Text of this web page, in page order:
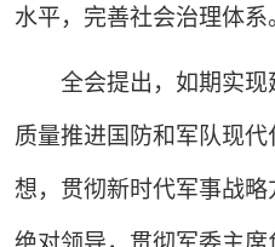
水平，完善社会治理体系
全会提出，如期实现
质量推进国防和军队现
想，贯彻新时代军事战